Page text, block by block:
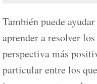
También puede
aprender a resolver
perspectiva más
particular entre los